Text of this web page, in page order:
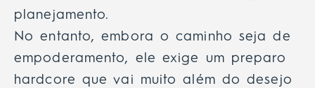
planejamento.
No entanto, embora o caminho seja de
empoderamento, ele exige um preparo
hardcore que vai muito além do desejo